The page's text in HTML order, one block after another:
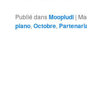
Publié dansMoopludi |
piano, Octobre,